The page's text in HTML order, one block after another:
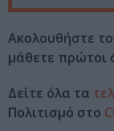
Ακολουθήστε
μάθετε πρώτοι
Δείτε όλα τα
Πολιτισμό στο